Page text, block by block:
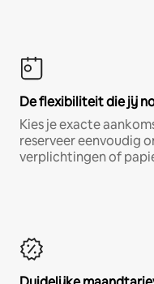
De flexibiliteit die jij
Kies je exacte
reserveer eenvoudig
verplichtingen of